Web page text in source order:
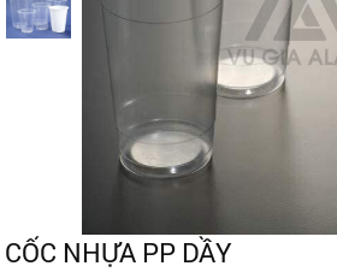
CỐC NHỰA PP DẦY